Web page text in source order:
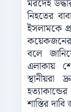
মরদেহ
নিহতের
ইসলামকে
কয়েকজনের
বলে
এলাকায়
স্থানীয়রা
শাস্তির